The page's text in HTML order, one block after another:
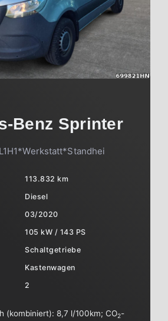
Benz Sprinter
113.832 km
Diesel
03/2020
105 kW / 143 PS
Schaltgetriebe
Kastenwagen
2
(kombiniert):8,7 l/100km;CO2-